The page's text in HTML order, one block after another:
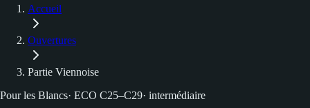
Accueil
Ouvertures
Partie Viennoise
Pour les Blancs· ECO C25–C29· intermédiaire